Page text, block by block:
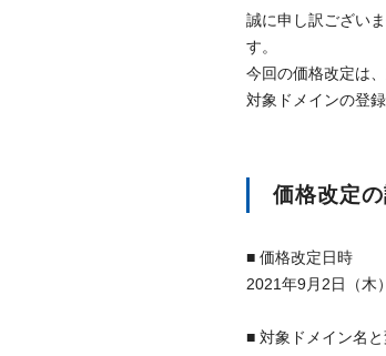
誠に申し訳ござい
す。
今回の価格改定は
対象ドメインの登
価格改定
■ 価格改定日時
2021年9月2日（木
■ 対象ドメイン名